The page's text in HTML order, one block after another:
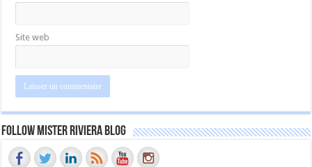
Site web
Follow Mister Riviera Blog